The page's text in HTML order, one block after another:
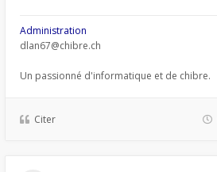
Administration
dlan67@chibre.ch
Un passionné d'informatique et de chibre.
Citer